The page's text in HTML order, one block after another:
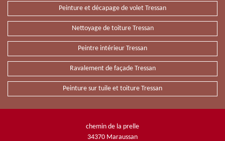
Peinture et décapage de volet Tressan
Nettoyage de toiture Tressan
Peintre intérieur Tressan
Ravalement de façade Tressan
Peinture sur tuile et toiture Tressan
chemin de la prelle
34370 Maraussan